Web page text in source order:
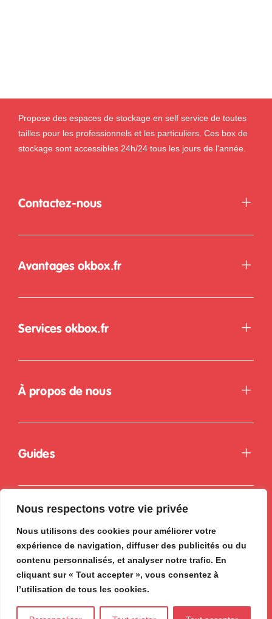
Nous respectons votre vie privée
Nous utilisons des cookies pour améliorer votre
expérience de navigation, diffuser des publicités ou du
contenu personnalisés, et analyser notre trafic. En
cliquant sur « Tout accepter », vous consentez à
l’utilisation de tous les cookies.
Propose des espaces de stockage en self service de toutes
tailles pour les professionnels et les particuliers. Ces box de
stockage sont accessibles 24h/24 tous les jours de l'année.
Contactez-nous
Avantages okbox.fr
Services okbox.fr
À propos de nous
Guides